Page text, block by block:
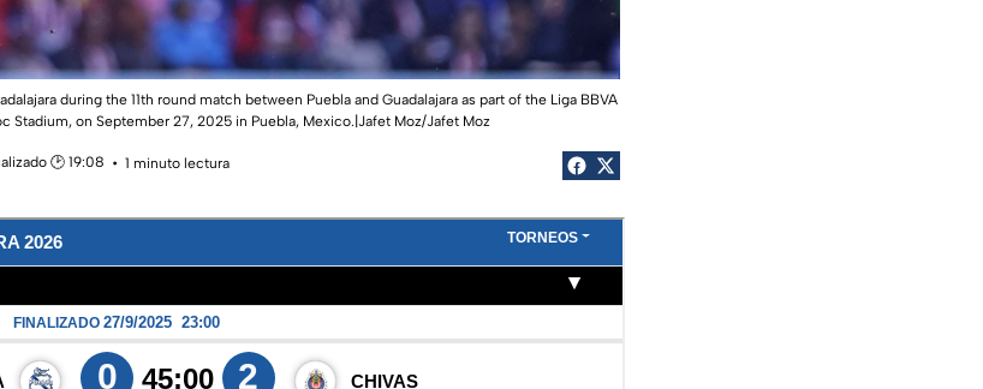
during the 11th round match between Puebla and Guadalajara as part of the Liga BBVA
Stadium, on September 27, 2025 in Puebla, Mexico.|Jafet Moz/Jafet Moz
🕑 19:08
1 minuto lectura